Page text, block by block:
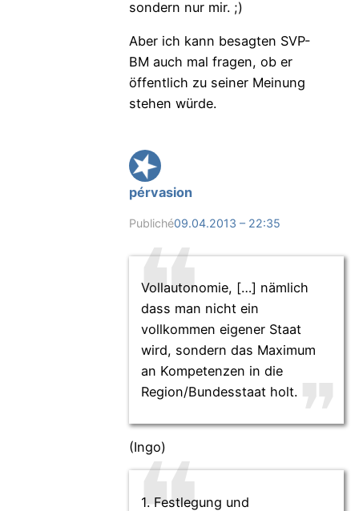
sondern nur mir. ;)
Aber ich kann besagten SVP-
BM auch mal fragen, ob er
öffentlich zu seiner Meinung
stehen würde.
pérvasion
Publiché09.04.2013 – 22:35
Vollautonomie, […] nämlich
dass man nicht ein
vollkommen eigener Staat
wird, sondern das Maximum
an Kompetenzen in die
Region/Bundesstaat holt.
(Ingo)
1. Festlegung und